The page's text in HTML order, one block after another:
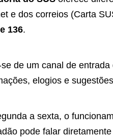
e dos correios (Carta
136.
de um canal de
elogios e
a sexta, o
pode falar